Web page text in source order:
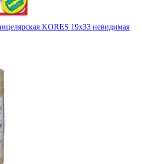
KORES 19х33 невидимая